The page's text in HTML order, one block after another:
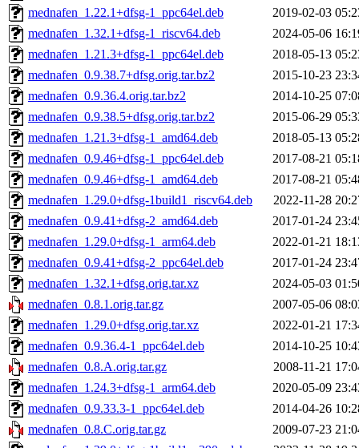
mednafen_1.22.1+dfsg-1_ppc64el.deb
2019-02-03
mednafen_1.32.1+dfsg-1_riscv64.deb
2024-05-06
mednafen_1.21.3+dfsg-1_ppc64el.deb
2018-05-13
mednafen_0.9.38.7+dfsg.orig.tar.bz2
2015-10-23
mednafen_0.9.36.4.orig.tar.bz2
2014-10-25
mednafen_0.9.38.5+dfsg.orig.tar.bz2
2015-06-29
mednafen_1.21.3+dfsg-1_amd64.deb
2018-05-13
mednafen_0.9.46+dfsg-1_ppc64el.deb
2017-08-21
mednafen_0.9.46+dfsg-1_amd64.deb
2017-08-21
mednafen_1.29.0+dfsg-1build1_riscv64.deb
2022-11-28
mednafen_0.9.41+dfsg-2_amd64.deb
2017-01-24
mednafen_1.29.0+dfsg-1_arm64.deb
2022-01-21
mednafen_0.9.41+dfsg-2_ppc64el.deb
2017-01-24
mednafen_1.32.1+dfsg.orig.tar.xz
2024-05-03
mednafen_0.8.1.orig.tar.gz
2007-05-06
mednafen_1.29.0+dfsg.orig.tar.xz
2022-01-21
mednafen_0.9.36.4-1_ppc64el.deb
2014-10-25
mednafen_0.8.A.orig.tar.gz
2008-11-21
mednafen_1.24.3+dfsg-1_arm64.deb
2020-05-09
mednafen_0.9.33.3-1_ppc64el.deb
2014-04-26
mednafen_0.8.C.orig.tar.gz
2009-07-23